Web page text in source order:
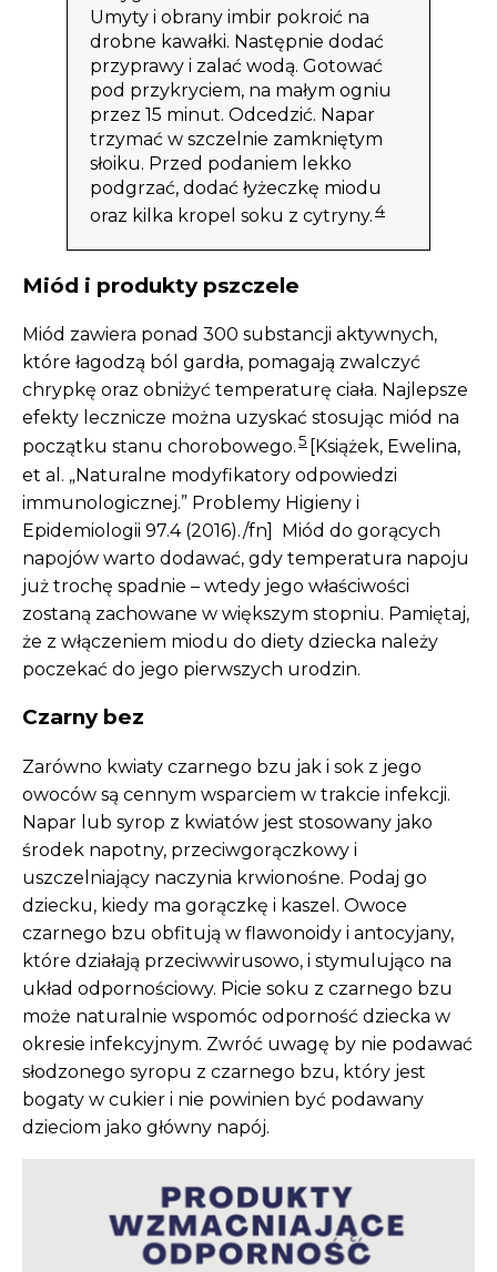
Umyty i obrany imbir pokroić na
drobne kawałki. Następnie dodać
przyprawy i zalać wodą. Gotować
pod przykryciem, na małym ogniu
przez 15 minut. Odcedzić. Napar
trzymać w szczelnie zamkniętym
słoiku. Przed podaniem lekko
podgrzać, dodać łyżeczkę miodu
oraz kilka kropel soku z cytryny.4
Miód i produkty pszczele
Miód zawiera ponad 300 substancji aktywnych,
które łagodzą ból gardła, pomagają zwalczyć
chrypkę oraz obniżyć temperaturę ciała. Najlepsze
efekty lecznicze można uzyskać stosując miód na
początku stanu chorobowego.5
[Książek, Ewelina,
et al. „Naturalne modyfikatory odpowiedzi
immunologicznej.” Problemy Higieny i
Epidemiologii 97.4 (2016)./fn] Miód do gorących
napojów warto dodawać, gdy temperatura napoju
już trochę spadnie – wtedy jego właściwości
zostaną zachowane w większym stopniu. Pamiętaj,
że z włączeniem miodu do diety dziecka należy
poczekać do jego pierwszych urodzin.
Czarny bez
Zarówno kwiaty czarnego bzu jak i sok z jego
owoców są cennym wsparciem w trakcie infekcji.
Napar lub syrop z kwiatów jest stosowany jako
środek napotny, przeciwgorączkowy i
uszczelniający naczynia krwionośne. Podaj go
dziecku, kiedy ma gorączkę i kaszel. Owoce
czarnego bzu obfitują w flawonoidy i antocyjany,
które działają przeciwwirusowo, i stymulująco na
układ odpornościowy. Picie soku z czarnego bzu
może naturalnie wspomóc odporność dziecka w
okresie infekcyjnym. Zwróć uwagę by nie podawać
słodzonego syropu z czarnego bzu, który jest
bogaty w cukier i nie powinien być podawany
dzieciom jako główny napój.